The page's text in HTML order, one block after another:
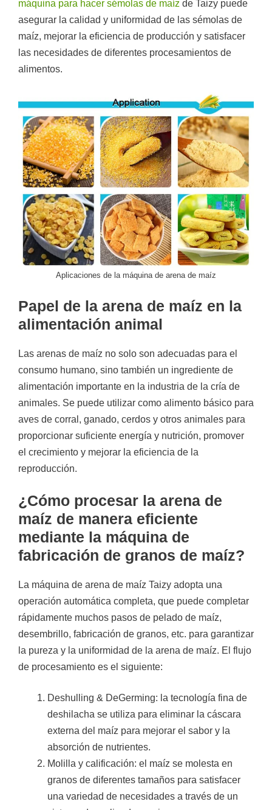
máquina para hacer sémolas de maíz de Taizy puede
asegurar la calidad y uniformidad de las sémolas de
maíz, mejorar la eficiencia de producción y satisfacer
las necesidades de diferentes procesamientos de
alimentos.
Aplicaciones de la máquina de arena de maíz
Papel de la arena de maíz en la
alimentación animal
Las arenas de maíz no solo son adecuadas para el
consumo humano, sino también un ingrediente de
alimentación importante en la industria de la cría de
animales. Se puede utilizar como alimento básico para
aves de corral, ganado, cerdos y otros animales para
proporcionar suficiente energía y nutrición, promover
el crecimiento y mejorar la eficiencia de la
reproducción.
¿Cómo procesar la arena de
maíz de manera eficiente
mediante la máquina de
fabricación de granos de maíz?
La máquina de arena de maíz Taizy adopta una
operación automática completa, que puede completar
rápidamente muchos pasos de pelado de maíz,
desembrillo, fabricación de granos, etc. para garantizar
la pureza y la uniformidad de la arena de maíz. El flujo
de procesamiento es el siguiente:
Deshulling & DeGerming: la tecnología fina de
deshilacha se utiliza para eliminar la cáscara
externa del maíz para mejorar el sabor y la
absorción de nutrientes.
Molilla y calificación: el maíz se molesta en
granos de diferentes tamaños para satisfacer
una variedad de necesidades a través de un